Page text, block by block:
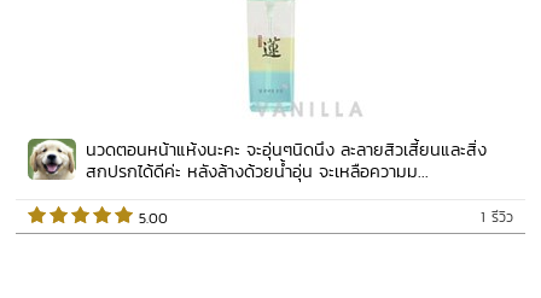
นวดตอนหน้าแห้งนะคะ จะอุ่นๆนิดนึง ละลายสิวเสี้ยนและสิ่ง
สกปรกได้ดีค่ะ หลังล้างด้วยน้ำอุ่น จะเหลือความม...
1 รีวิว
5.00